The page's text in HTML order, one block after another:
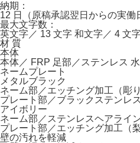
納期：
12 日（原稿承認翌日からの実働
最大文字数：
英文字／ 13 文字 和文字／ 4 文
材 質
本体
本体／ FRP 足部／ステンレス
ネームプレート
メタルブラック
ネーム部／エッチング加工（彫り
プレート部／ブラックステンレ
アイボリー
ネーム部／ステンレスヘアライ
プレート部／エッチング加工（
壁の汚れを軽減